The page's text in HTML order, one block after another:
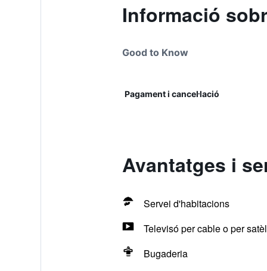
Informació
Good to Know
Pagament i cancel·lació
Avantatges i
Servei d'habitacions
Televisó per cable o per
Bugaderia